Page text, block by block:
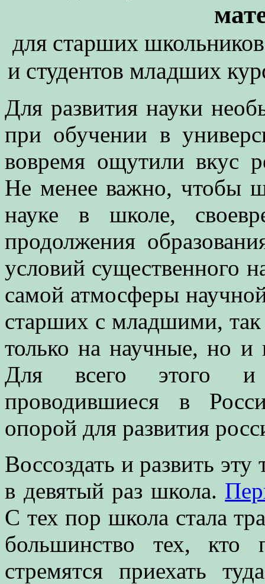
для старших
и студентов младших
Для развития науки
при обучении в
вовремя ощутили вкус
Не менее важно, чтобы
науке в школе,
продолжения
условий существенного
самой атмосферы
старших с младшими, так
только на научные, но и
Для всего этого и
проводившиеся в
опорой для развития
Воссоздать и развить
в девятый раз школа.
С тех пор школа стала
большинство тех,
стремятся приехать